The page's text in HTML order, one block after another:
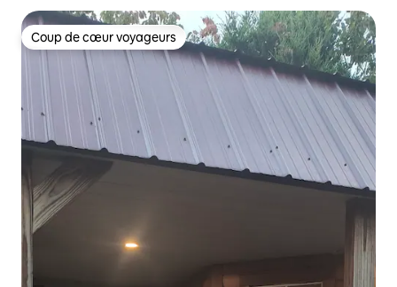
Coup de cœur voyageurs
Coup de cœur voyageurs